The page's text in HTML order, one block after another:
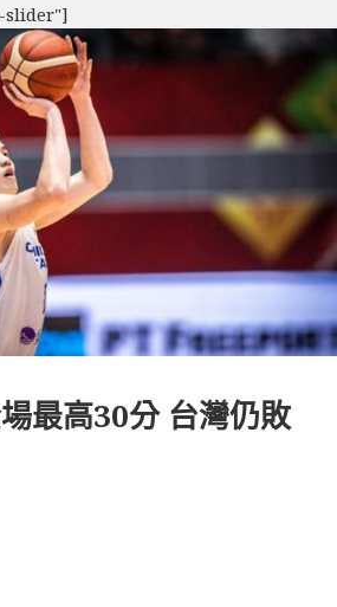
slider"]
最高30分 台灣仍敗